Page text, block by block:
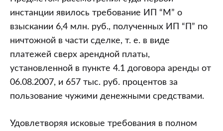
инстанции явилось требование ИП “М” о
взыскании 6,4 млн. руб., полученных ИП “П” по
ничтожной в части сделке, т. е. в виде
платежей сверх арендной платы,
установленной в пункте 4.1 договора аренды от
06.08.2007, и 657 тыс. руб. процентов за
пользование чужими денежными средствами.
Удовлетворяя исковые требования в полном